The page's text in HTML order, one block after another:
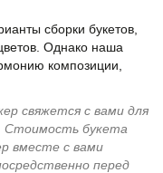
сборки букетов,
Однако наша
композиции,
свяжется с вами для
Стоимость букета
вместе с вами
перед